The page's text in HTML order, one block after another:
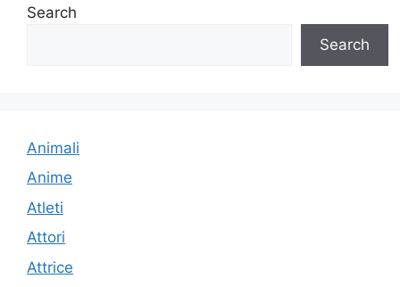
Search
Search
Animali
Anime
Atleti
Attori
Attrice